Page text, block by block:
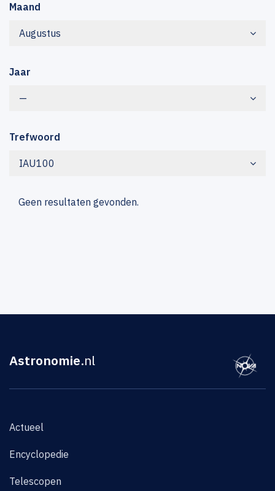
Maand
Augustus
Jaar
—
Trefwoord
IAU100
Geen resultaten gevonden.
Astronomie.nl
Actueel
Encyclopedie
Telescopen